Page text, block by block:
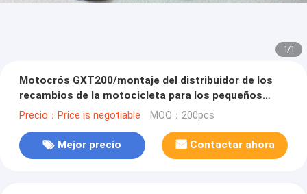
1/1
Motocrós GXT200/montaje del distribuidor de los
recambios de la motocicleta para los pequeños
vehículos
Precio：Price is negotiable MOQ：200pcs
Mejor precio Contactar ahora